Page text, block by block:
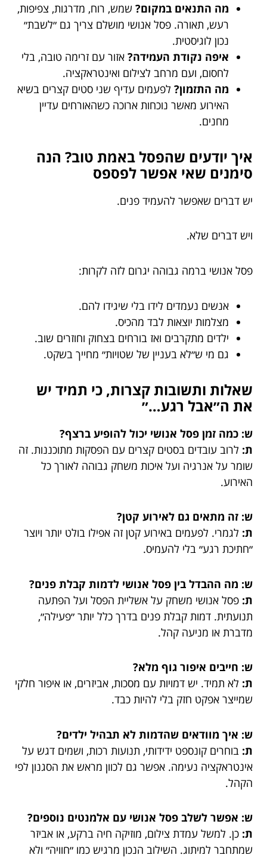
מה התנאים במקום? שמש, רוח, מדרגות, צפיפות,
רעש, תאורה. פסל אנושי מושלם צריך גם ״לשבת״
נכון לוגיסטית.
איפה נקודת העמידה? אזור עם זרימה טובה, בלי
לחסום, ועם מרחב לצילום ואינטראקציה.
מה התזמון? לפעמים עדיף שני סטים קצרים בשיא
האירוע מאשר נוכחות ארוכה כשהאורחים עדיין
מחנים.
איך יודעים שהפסל באמת טוב? הנה
סימנים שאי אפשר לפספס
יש דברים שאפשר להעמיד פנים.
ויש דברים שלא.
פסל אנושי ברמה גבוהה יגרום לזה לקרות:
אנשים נעמדים לידו בלי שיגידו להם.
מצלמות יוצאות לבד מהכיס.
ילדים מתקרבים ואז בורחים בצחוק וחוזרים שוב.
גם מי ש״לא בעניין של שטויות״ מחייך בשקט.
שאלות ותשובות קצרות, כי תמיד יש
את ה״אבל רגע…״
ש: כמה זמן פסל אנושי יכול להופיע ברצף?
ת: לרוב עובדים בסטים קצרים עם הפסקות מתוכננות. זה
שומר על אנרגיה ועל איכות משחק גבוהה לאורך כל
האירוע.
ש: זה מתאים גם לאירוע קטן?
ת: לגמרי. לפעמים באירוע קטן זה אפילו בולט יותר ויוצר
״חתיכת רגע״ בלי להעמיס.
ש: מה ההבדל בין פסל אנושי לדמות קבלת פנים?
ת: פסל אנושי משחק על אשליית הפסל ועל הפתעה
תנועתית. דמות קבלת פנים בדרך כלל יותר ״פעילה״,
מדברת או מניעה קהל.
ש: חייבים איפור גוף מלא?
ת: לא תמיד. יש דמויות עם מסכות, אביזרים, או איפור חלקי
שמייצר אפקט חזק בלי להיות כבד.
ש: איך מוודאים שהדמות לא תבהיל ילדים?
ת: בוחרים קונספט ידידותי, תנועות רכות, ושמים דגש על
אינטראקציה נעימה. אפשר גם לכוון מראש את הסגנון לפי
הקהל.
ש: אפשר לשלב פסל אנושי עם אלמנטים נוספים?
ת: כן. למשל עמדת צילום, מוזיקה חיה ברקע, או אביזר
שמתחבר למיתוג. השילוב הנכון מרגיש כמו ״חוויה״ ולא